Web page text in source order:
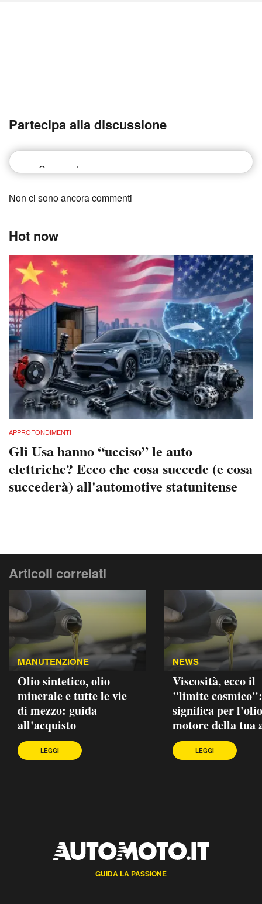
Partecipa alla discussione
Non ci sono ancora commenti
Hot now
APPROFONDIMENTI
Gli Usa hanno “ucciso” le auto
elettriche? Ecco che cosa succede (e cosa
succederà) all'automotive statunitense
Articoli correlati
MANUTENZIONE
Olio sintetico, olio
minerale e tutte le vie
di mezzo: guida
all'acquisto
LEGGI
NEWS
Viscosità, ecco il
"limite
significa per l'olio
motore della tua
LEGGI
GUIDA LA PASSIONE